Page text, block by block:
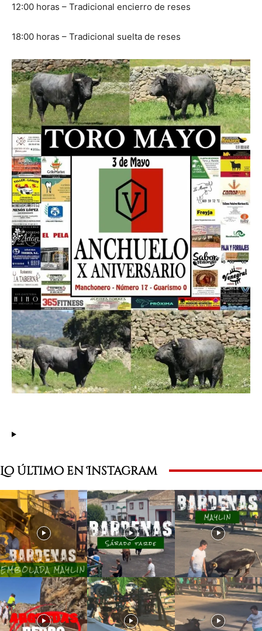
12:00 horas – Tradicional encierro de reses
18:00 horas – Tradicional suelta de reses
Lo último en Instagram